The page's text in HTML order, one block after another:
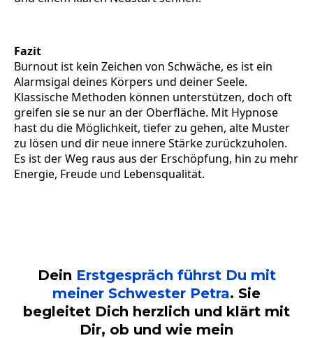
Fazit
Burnout ist kein Zeichen von Schwäche, es ist ein
Alarmsigal deines Körpers und deiner Seele.
Klassische Methoden können unterstützen, doch oft
greifen sie se nur an der Oberfläche. Mit Hypnose
hast du die Möglichkeit, tiefer zu gehen, alte Muster
zu lösen und dir neue innere Stärke zurückzuholen.
Es ist der Weg raus aus der Erschöpfung, hin zu mehr
Energie, Freude und Lebensqualität.
Dein Erstgespräch führst Du mit
meiner Schwester Petra. Sie
begleitet Dich herzlich und klärt mit
Dir, ob und wie mein